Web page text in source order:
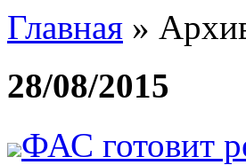
Главная »
28/08/2015
ФАС готовит